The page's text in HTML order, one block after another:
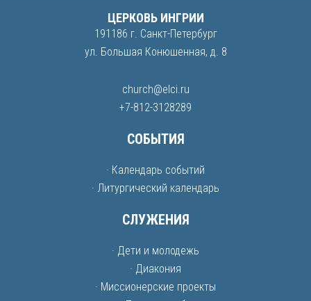
ЦЕРКОВЬ ИНГРИИ
191186 г. Санкт-Петербург
ул. Большая Конюшенная, д. 8
church@elci.ru
+7-812-3128289
СОБЫТИЯ
· Календарь событий
· Литургический календарь
СЛУЖЕНИЯ
· Дети и молодежь
· Диакония
· Миссионерские проекты